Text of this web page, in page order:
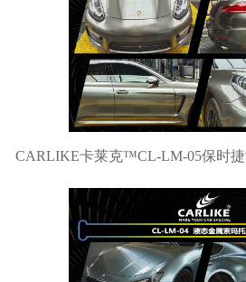
CARLIKE卡莱克™CL-LM-05保时